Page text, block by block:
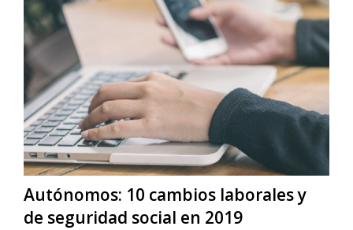
Autónomos: 10 cambios laborales y
de seguridad social en 2019